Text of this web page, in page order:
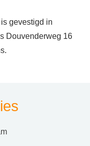
gevestigd in
Douvenderweg 16